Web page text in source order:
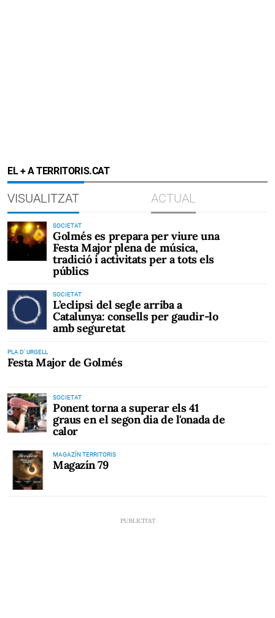
EL + A TERRITORIS.CAT
VISUALITZAT ACTUAL
SOCIETAT
Golmés es prepara per viure una
Festa Major plena de música,
tradició i activitats per a tots els
públics
SOCIETAT
L’eclipsi del segle arriba a
Catalunya: consells per gaudir-lo
amb seguretat
PLA D' URGELL
Festa Major de Golmés
SOCIETAT
Ponent torna a superar els 41
graus en el segon dia de l'onada de
calor
MAGAZÍN TERRITORIS
Magazín 79